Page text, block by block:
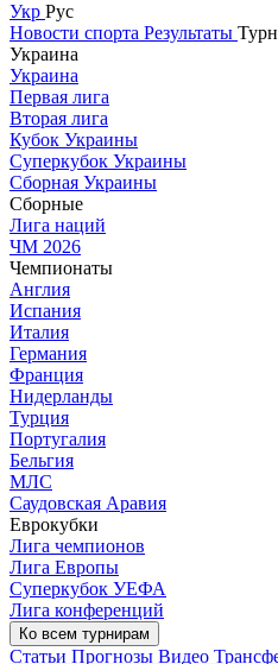
Укр Рус
Новости спорта Результаты
Украина
Украина
Первая лига
Вторая лига
Кубок Украины
Суперкубок Украины
Сборная Украины
Сборные
Лига наций
ЧМ 2026
Чемпионаты
Англия
Испания
Италия
Германия
Франция
Нидерланды
Турция
Португалия
Бельгия
МЛС
Саудовская Аравия
Еврокубки
Лига чемпионов
Лига Европы
Суперкубок УЕФА
Лига конференций
Ко всем турнирам
Статьи Прогнозы Видео